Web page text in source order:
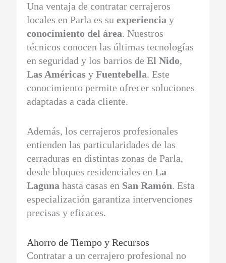
Una ventaja de contratar cerrajeros
locales en Parla es suexperiencia y
conocimiento del área. Nuestros
técnicos conocen las últimas tecnologías
en seguridad y los barrios deEl Nido,
Las Américas yFuentebella. Este
conocimiento permite ofrecer soluciones
adaptadas a cada cliente.
Además, los cerrajeros profesionales
entienden las particularidades de las
cerraduras en distintas zonas de Parla,
desde bloques residenciales enLa
Laguna hasta casas en San Ramón. Esta
especialización garantiza intervenciones
precisas y eficaces.
Ahorro de Tiempo y Recursos
Contratar a un cerrajero profesional no